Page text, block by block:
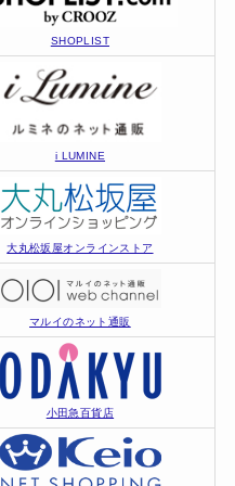
SHOPLIST
i LUMINE
大丸松坂屋オンラインストア
マルイのネット通販
小田急百貨店